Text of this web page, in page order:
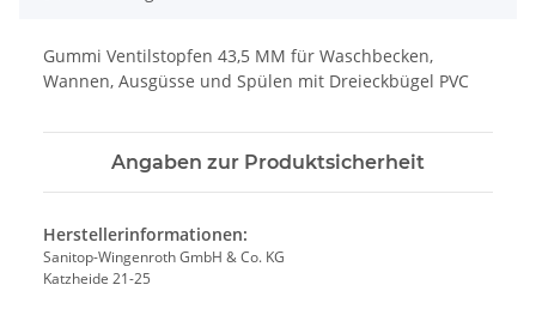
Gummi Ventilstopfen 43,5 MM für Waschbecken,
Wannen, Ausgüsse und Spülen mit Dreieckbügel PVC
Angaben zur Produktsicherheit
Herstellerinformationen:
Sanitop-Wingenroth GmbH & Co. KG
Katzheide 21-25